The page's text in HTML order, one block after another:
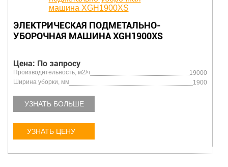
ЭЛЕКТРИЧЕСКАЯ ПОДМЕТАЛЬНО-
УБОРОЧНАЯ МАШИНА XGH1900XS
Цена: По запросу
Производительность, м2/ч
19000
Ширина уборки, мм
1900
УЗНАТЬ БОЛЬШЕ
УЗНАТЬ ЦЕНУ